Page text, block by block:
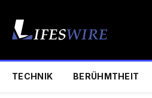
TECHNIK BERÜHMTHEIT